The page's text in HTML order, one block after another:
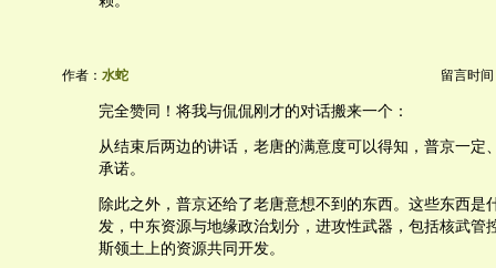
作者： 水蛇 留言时间
完全赞同！将我与侃侃刚才的对话搬来一个：
从结束后两边的讲话，老唐的满意度可以得知，普京一定
承诺。
除此之外，普京还给了老唐意想不到的东西。这些东西是
发，中东资源与地缘政治划分，进攻性武器，包括核武管
斯领土上的资源共同开发。